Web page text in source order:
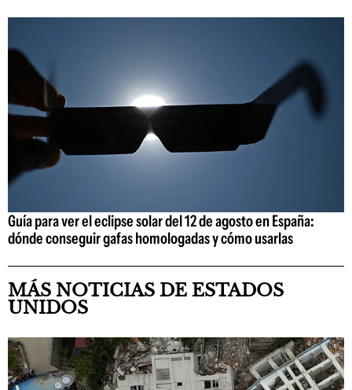
Guía para ver el eclipse solar del 12 de agosto en España:
dónde conseguir gafas homologadas y cómo usarlas
MÁS NOTICIAS DE ESTADOS
UNIDOS